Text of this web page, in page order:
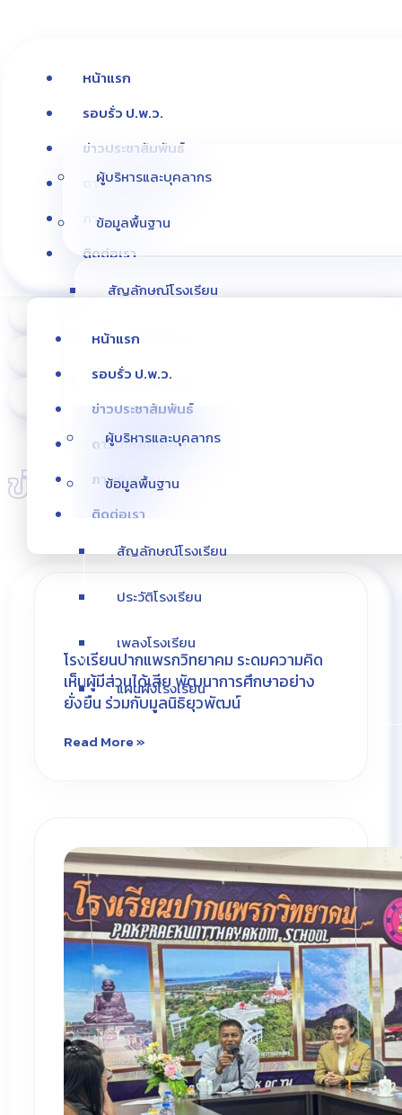
หน้าแรก
รอบรั่ว ป.พ.ว.
ผู้บริหารและบุคลากร
ข้อมูลพื้นฐาน
สัญลักษณ์โรงเรียน
ประวัติโรงเรียน
เพลงโรงเรียน
แผนผังโรงเรียน
ข่าวประชาสัมพันธ์
ดาวน์โหลดเอกสาร
ภาพกิจกรรม
ติดต่อเรา
หน้าแรก
รอบรั่ว ป.พ.ว.
ผู้บริหารและบุคลากร
ข้อมูลพื้นฐาน
สัญลักษณ์โรงเรียน
ประวัติโรงเรียน
เพลงโรงเรียน
แผนผังโรงเรียน
ข่าวประชาสัมพันธ์
ดาวน์โหลดเอกสาร
ภาพกิจกรรม
ติดต่อเรา
ข่าวประชาสัมพันธ์
โรงเรียนปากแพรกวิทยาคม ระดมความคิด
เห็นผู้มีส่วนได้เสีย พัฒนาการศึกษาอย่าง
ยั่งยืน ร่วมกับมูลนิธิยุวพัฒน์
Read More »